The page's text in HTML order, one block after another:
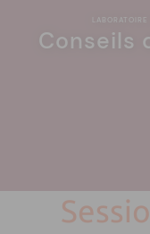
Conseils